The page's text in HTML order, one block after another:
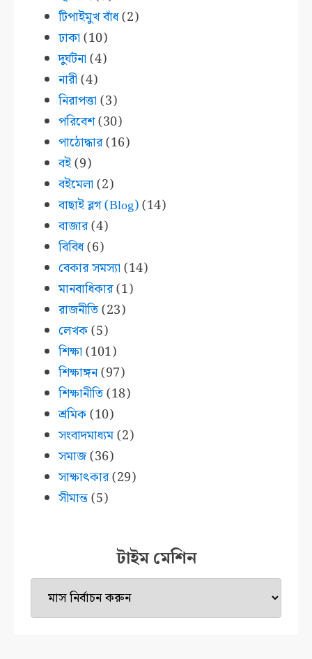
টিপাইমুখ বাঁধ(2)
ঢাকা (10)
দুর্ঘটনা (4)
নারী (4)
নিরাপত্তা (3)
পরিবেশ(30)
পাঠোদ্ধার(16)
বই(9)
বইমেলা (2)
বাছাই ব্লগ (Blog)(14)
বাজার(4)
বিবিধ(6)
বেকার সমস্যা (14)
মানবাধিকার(1)
রাজনীতি(23)
লেখক(5)
শিক্ষা (101)
শিক্ষাঙ্গন(97)
শিক্ষানীতি(18)
শ্রমিক(10)
সংবাদমাধ্যম(2)
সমাজ(36)
সাক্ষাৎকার(29)
সীমান্ত(5)
টাইম মেশিন
টাইম
মেশিন